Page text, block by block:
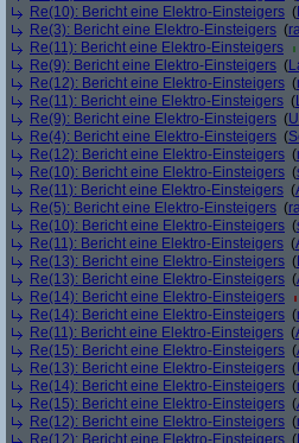
Re(10): Bericht eine Elektro-Einsteigers (
Re(3): Bericht eine Elektro-Einsteigers (
Re(11): Bericht eine Elektro-Einsteigers
Re(9): Bericht eine Elektro-Einsteigers (
Re(12): Bericht eine Elektro-Einsteigers (
Re(11): Bericht eine Elektro-Einsteigers (
Re(9): Bericht eine Elektro-Einsteigers (
Re(4): Bericht eine Elektro-Einsteigers (
Re(12): Bericht eine Elektro-Einsteigers (
Re(10): Bericht eine Elektro-Einsteigers (
Re(11): Bericht eine Elektro-Einsteigers (
Re(5): Bericht eine Elektro-Einsteigers (
Re(10): Bericht eine Elektro-Einsteigers (
Re(11): Bericht eine Elektro-Einsteigers (
Re(13): Bericht eine Elektro-Einsteigers (
Re(13): Bericht eine Elektro-Einsteigers (
Re(14): Bericht eine Elektro-Einsteigers
Re(14): Bericht eine Elektro-Einsteigers (
Re(11): Bericht eine Elektro-Einsteigers (
Re(15): Bericht eine Elektro-Einsteigers (
Re(13): Bericht eine Elektro-Einsteigers (
Re(14): Bericht eine Elektro-Einsteigers (
Re(15): Bericht eine Elektro-Einsteigers (
Re(12): Bericht eine Elektro-Einsteigers (
Re(12): Bericht eine Elektro-Einsteigers (